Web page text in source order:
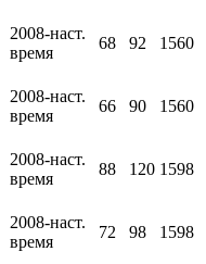
2008-наст.
время
68 92 1560
2008-наст.
время
66 90 1560
2008-наст.
время
88 120 1598
2008-наст.
время
72 98 1598